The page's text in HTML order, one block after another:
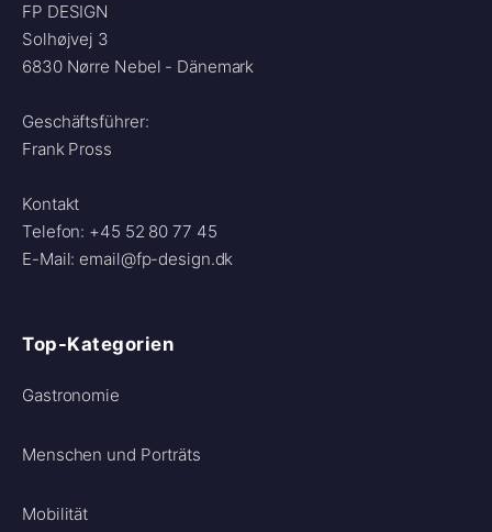
FP DESIGN
Solhøjvej 3
6830 Nørre Nebel - Dänemark
Geschäftsführer:
Frank Pross
Kontakt
Telefon: +45 52 80 77 45
E-Mail: email@fp-design.dk
Top-Kategorien
Gastronomie
Menschen und Porträts
Mobilität